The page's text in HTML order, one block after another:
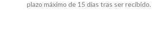
plazo máximo de 15 días tras ser recibido.